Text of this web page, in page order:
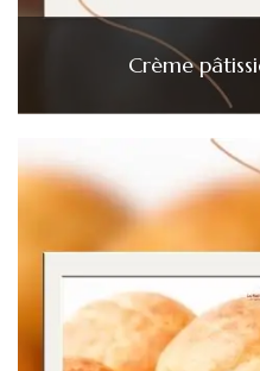
Crème